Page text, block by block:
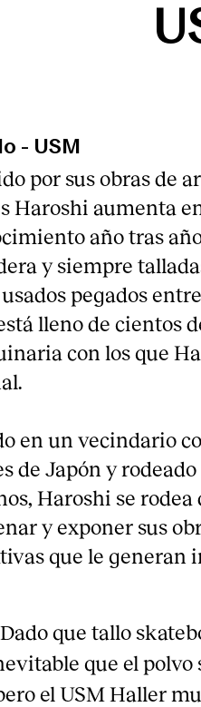
- USM
por sus obras de
Haroshi aumenta
año tras
y siempre
pegados
lleno de cientos
con los que
en un vecindario
de Japón y
Haroshi se
y exponer sus
que le generan
que tallo
que el polvo
el USM Haller